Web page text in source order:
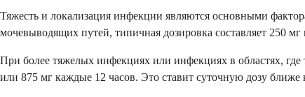
Тяжесть и локализация инфекции являются основными
мочевыводящих путей, типичная дозировка составляет 250
При более тяжелых инфекциях или инфекциях в областях, где
или 875 мг каждые 12 часов. Это ставит суточную дозу ближе